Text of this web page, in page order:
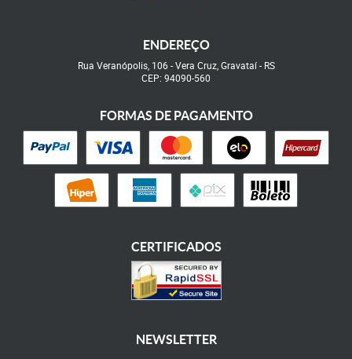
ENDEREÇO
Rua Veranópolis, 106 -Vera Cruz, Gravataí- RS
CEP: 94090-560
FORMAS DE PAGAMENTO
CERTIFICADOS
NEWSLETTER